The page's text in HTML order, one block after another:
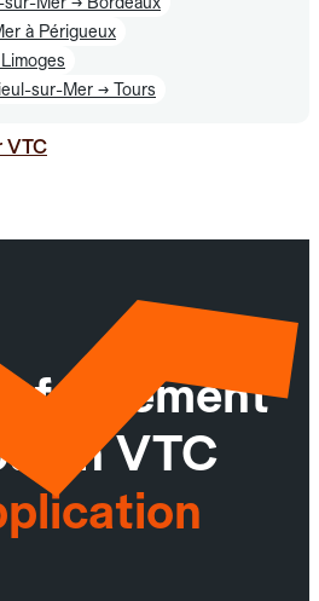
à Périgueux
sur-Mer → Tours
VTC
facilement
un VTC